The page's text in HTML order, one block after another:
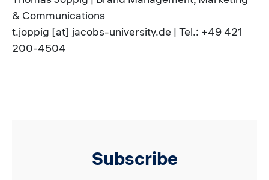
& Communications
t.joppig [at] jacobs-university.de | Tel.: +49 421
200-4504
Subscribe